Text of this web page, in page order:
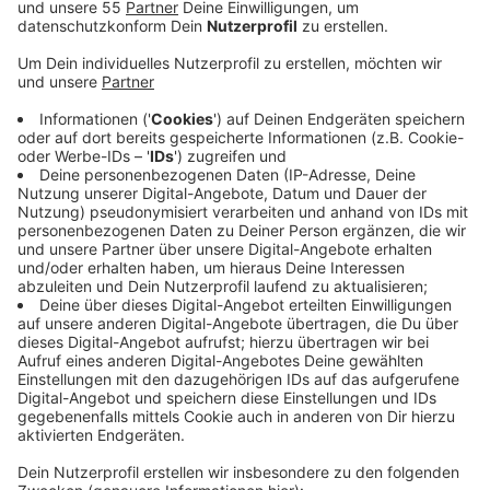
Anzeige
Der Rat hat diesen jetzt mit den Stimmen von CDU
und SPD beschlossen. Bevor der endgültig in Kraft
treten kann, muss noch der Kreis Mettmann als
Aufsichtsbehörde grünes Licht geben. Insgesamt
kosten Erkrath die beiden großen Krisen 7,3 Millionen
Euro. Zugute kommt der Stadt aber die Möglichkeit,
außergewöhnliche Belastungen der Stadtkasse
erstmal zu isolieren. Um diesen Mehrausgaben
entgegenzuwirken, hat der Rat eine Erhöhung der
Grundsteuern A und B beschlossen. Außerdem will die
Politik schauen, wie sie den Haushalt weiter
optimieren kann, heißt es aus dem Erkrather Rathaus.
Unterm Strich kann die Stadt Erkrath dieses Jahr mit
einem ausgeglichenen Haushalt - und einem